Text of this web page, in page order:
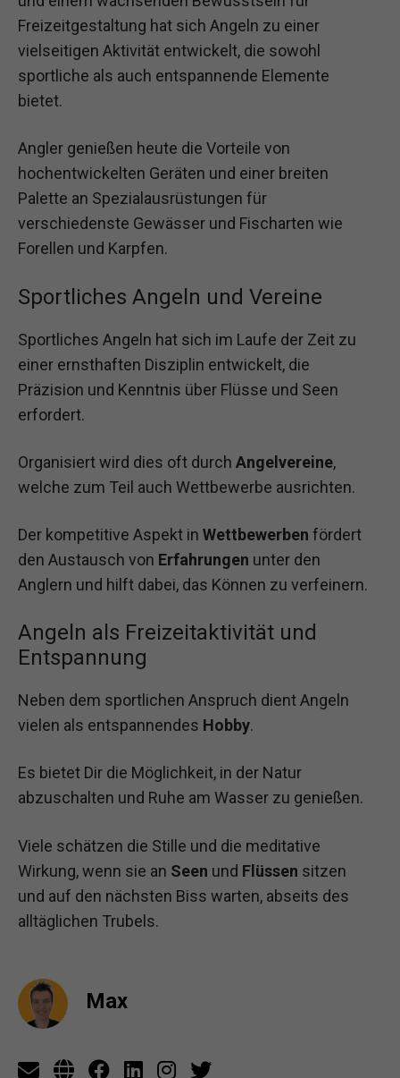
Freizeitgestaltung hat sich Angeln zu einer
vielseitigen Aktivität entwickelt, die sowohl
sportliche als auch entspannende Elemente
bietet.
Angler genießen heute die Vorteile von
hochentwickelten Geräten und einer breiten
Palette an Spezialausrüstungen für
verschiedenste Gewässer und Fischarten wie
Forellen und Karpfen.
Sportliches Angeln und Vereine
Sportliches Angeln hat sich im Laufe der Zeit zu
einer ernsthaften Disziplin entwickelt, die
Präzision und Kenntnis über Flüsse und Seen
erfordert.
Organisiert wird dies oft durch Angelvereine,
welche zum Teil auch Wettbewerbe ausrichten.
Der kompetitive Aspekt in Wettbewerben fördert
den Austausch von Erfahrungen unter den
Anglern und hilft dabei, das Können zu verfeinern.
Angeln als Freizeitaktivität und
Entspannung
Neben dem sportlichen Anspruch dient Angeln
vielen als entspannendes Hobby.
Es bietet Dir die Möglichkeit, in der Natur
abzuschalten und Ruhe am Wasser zu genießen.
Viele schätzen die Stille und die meditative
Wirkung, wenn sie an Seen und Flüssen sitzen
und auf den nächsten Biss warten, abseits des
alltäglichen Trubels.
Max